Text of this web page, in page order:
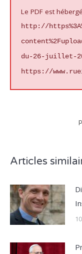
Le PDF est
http://
du-26-juillet-
https://
Articles